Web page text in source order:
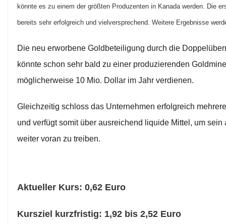
könnte es zu einem der größten Produzenten in Kanada werden. Die
bereits sehr erfolgreich und vielversprechend. Weitere Ergebnisse
Die neu erworbene Goldbeteiligung durch die
könnte schon sehr bald zu einer produzierenden
möglicherweise 10 Mio. Dollar im Jahr verdienen.
Gleichzeitig schloss das Unternehmen erfolgreich
und verfügt somit über ausreichend liquide Mittel, um sein
weiter voran zu treiben.
Aktueller Kurs: 0,62 Euro
Kursziel kurzfristig: 1,92 bis 2,52 Euro